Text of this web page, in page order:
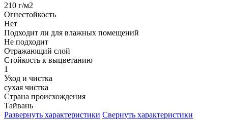
210 г/м2
Огнестойкость
Нет
Подходит ли для влажных помещений
Не подходит
Отражающий слой
Стойкость к выцветанию
1
Уход и чистка
сухая чистка
Страна происхождения
Тайвань
Развернуть характеристики Свернуть характеристики